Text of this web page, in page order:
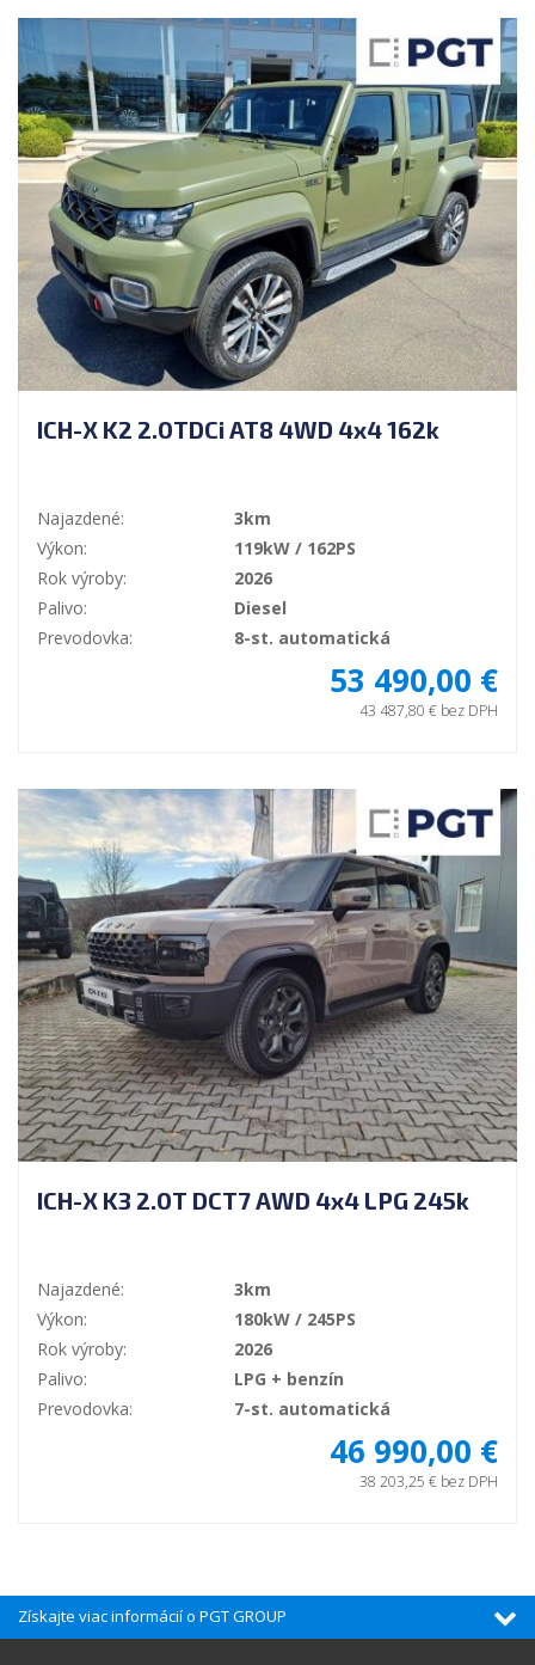
ICH-X K2 2.0TDCi AT8 4WD 4x4 162k
Najazdené:
3km
Výkon:
119kW / 162PS
Rok výroby:
2026
Palivo:
Diesel
Prevodovka:
8-st. automatická
53 490,00 €
43 487,80 € bez DPH
ICH-X K3 2.0T DCT7 AWD 4x4 LPG 245k
Najazdené:
3km
Výkon:
180kW / 245PS
Rok výroby:
2026
Palivo:
LPG + benzín
Prevodovka:
7-st. automatická
46 990,00 €
38 203,25 € bez DPH
Získajte viac informácií o PGT GROUP